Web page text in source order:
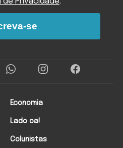
Economia
Lado oa!
Colunistas
se